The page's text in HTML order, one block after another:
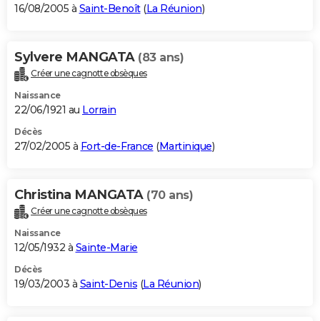
16/08/2005 à Saint-Benoît(La Réunion)
Sylvere MANGATA (83 ans)
Créer une cagnotte obsèques
Naissance
22/06/1921 au Lorrain
Décès
27/02/2005 à Fort-de-France (Martinique)
Christina MANGATA (70 ans)
Créer une cagnotte obsèques
Naissance
12/05/1932 à Sainte-Marie
Décès
19/03/2003 à Saint-Denis (La Réunion)